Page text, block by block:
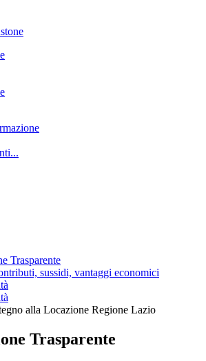
Trasparente
sussidi, vantaggi economici
alla Locazione Regione Lazio
Trasparente